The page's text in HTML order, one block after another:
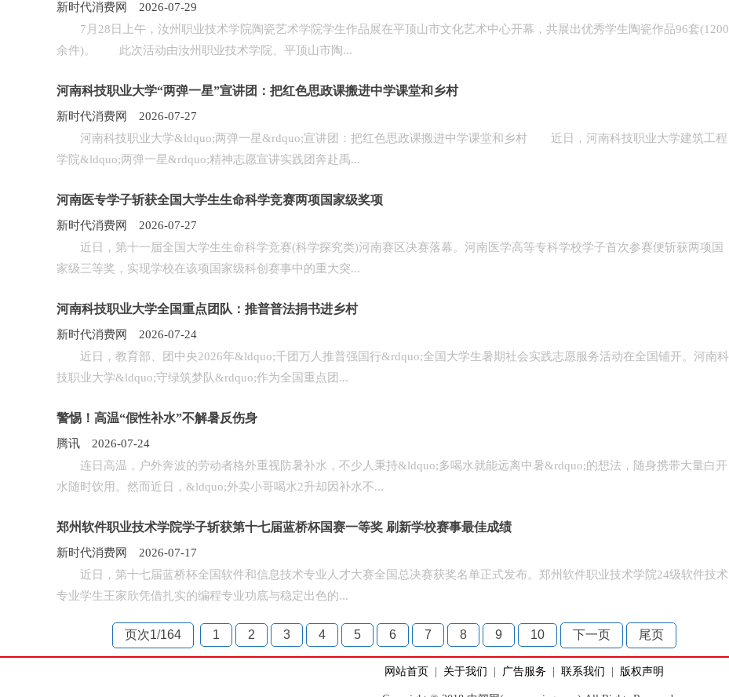
新时代消费网 2026-07-29
7月28日上午，汝州职业技术学院陶瓷艺术学院学生作品展在平顶山市文化艺术中心开幕，共展出优秀学生陶瓷作品96套(1200
余件)。 此次活动由汝州职业技术学院、平顶山市陶...
河南科技职业大学“两弹一星”宣讲团：把红色思政课搬进中学课堂和乡村
新时代消费网 2026-07-27
河南科技职业大学&ldquo;两弹一星&rdquo;宣讲团：把红色思政课搬进中学课堂和乡村 近日，河南科技职业大学建筑工程
学院&ldquo;两弹一星&rdquo;精神志愿宣讲实践团奔赴禹...
河南医专学子斩获全国大学生生命科学竞赛两项国家级奖项
新时代消费网 2026-07-27
近日，第十一届全国大学生生命科学竞赛(科学探究类)河南赛区决赛落幕。河南医学高等专科学校学子首次参赛便斩获两项国
家级三等奖，实现学校在该项国家级科创赛事中的重大突...
河南科技职业大学全国重点团队：推普普法捐书进乡村
新时代消费网 2026-07-24
近日，教育部、团中央2026年&ldquo;千团万人推普强国行&rdquo;全国大学生暑期社会实践志愿服务活动在全国铺开。河南科
技职业大学&ldquo;守绿筑梦队&rdquo;作为全国重点团...
警惕！高温“假性补水”不解暑反伤身
腾讯 2026-07-24
连日高温，户外奔波的劳动者格外重视防暑补水，不少人秉持&ldquo;多喝水就能远离中暑&rdquo;的想法，随身携带大量白开
水随时饮用。然而近日，&ldquo;外卖小哥喝水2升却因补水不...
郑州软件职业技术学院学子斩获第十七届蓝桥杯国赛一等奖 刷新学校赛事最佳成绩
新时代消费网 2026-07-17
近日，第十七届蓝桥杯全国软件和信息技术专业人才大赛全国总决赛获奖名单正式发布。郑州软件职业技术学院24级软件技术
专业学生王家欣凭借扎实的编程专业功底与稳定出色的...
页次1/164 1 2 3 4 5 6 7 8 9 10 下一页 尾页
网站首页 关于我们 广告服务 联系我们 版权声明